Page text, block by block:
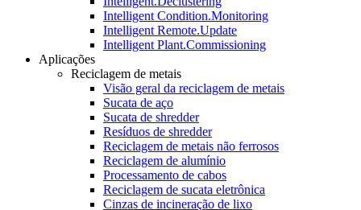
Intelligent Condition.Monitoring
Intelligent Remote.Update
Intelligent Plant.Commissioning
Aplicações
Reciclagem de metais
Visão geral da reciclagem de metais
Sucata de aço
Sucata de shredder
Resíduos de shredder
Reciclagem de metais não ferrosos
Reciclagem de alumínio
Processamento de cabos
Reciclagem de sucata eletrônica
Cinzas de incineração de lixo